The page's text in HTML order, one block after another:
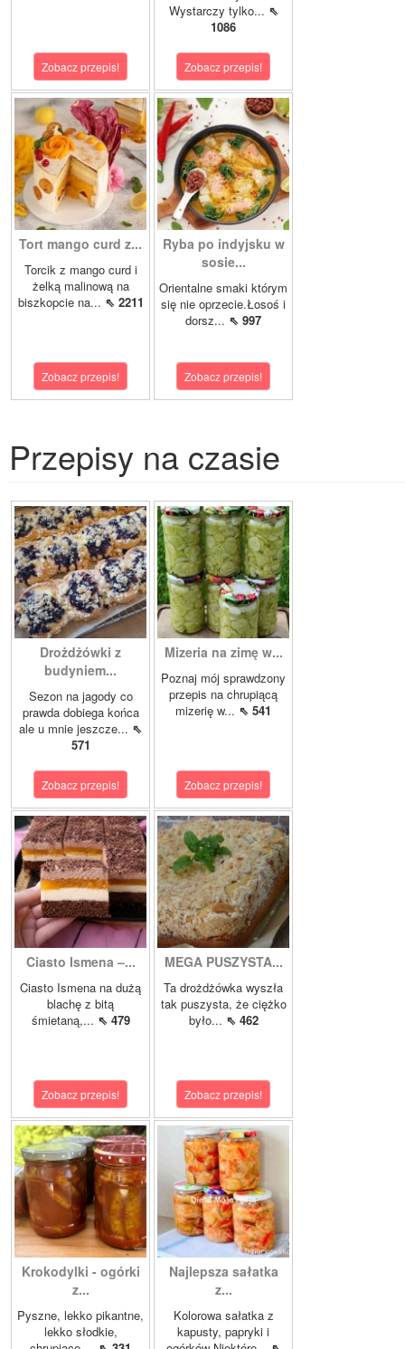
Zobacz przepis!
Wystarczy tylko... ⇖
1086
Zobacz przepis!
Tort mango curd z...
Torcik z mango curd i
żelką malinową na
biszkopcie na... ⇖ 2211
Zobacz przepis!
Ryba po indyjsku w
sosie...
Orientalne smaki którym
się nie oprzecie.Łosoś i
dorsz... ⇖ 997
Zobacz przepis!
Przepisy na czasie
Drożdżówki z
budyniem...
Sezon na jagody co
prawda dobiega końca
ale u mnie jeszcze... ⇖
571
Zobacz przepis!
Mizeria na zimę w...
Poznaj mój sprawdzony
przepis na chrupiącą
mizerię w... ⇖ 541
Zobacz przepis!
Ciasto Ismena –...
Ciasto Ismena na dużą
blachę z bitą
śmietaną,... ⇖ 479
Zobacz przepis!
MEGA PUSZYSTA...
Ta drożdżówka wyszła
tak puszysta, że ciężko
było... ⇖ 462
Zobacz przepis!
Krokodylki - ogórki
z...
Pyszne, lekko pikantne,
lekko słodkie,
Najlepsza sałatka
z...
Kolorowa sałatka z
kapusty, papryki i